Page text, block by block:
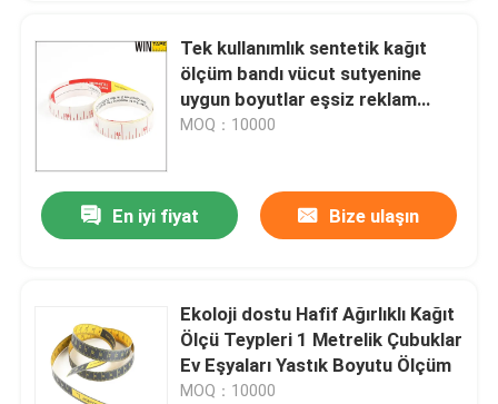
Tek kullanımlık sentetik kağıt
ölçüm bandı vücut sutyenine
uygun boyutlar eşsiz reklam
kağıt satırları
MOQ：10000
En iyi fiyat Bize ulaşın
Ekoloji dostu Hafif Ağırlıklı Kağıt
Ölçü Teypleri 1 Metrelik Çubuklar
Ev Eşyaları Yastık Boyutu Ölçüm
MOQ：10000